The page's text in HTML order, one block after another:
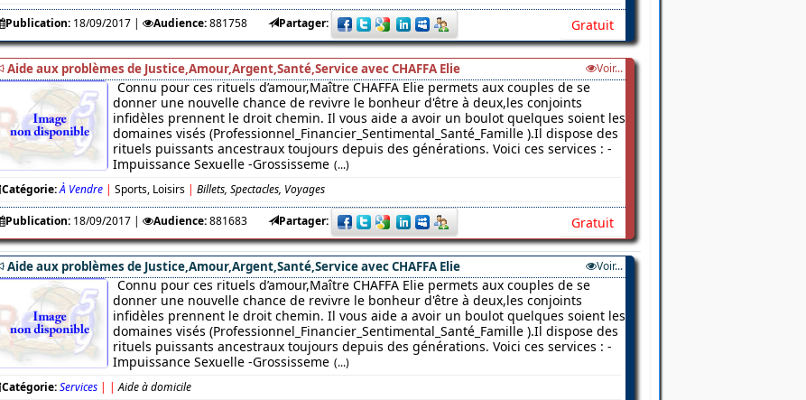
Publication: 18/09/2017| Audience: 881758 Partager: Gratuit
Aide aux problèmes de Justice,Amour,Argent,Santé,Service avec CHAFFA Elie Voir...
Connu pour ces rituels d’amour,Maître CHAFFA Elie permets aux couples de se
donner une nouvelle chance de revivre le bonheur d'être à deux,les conjoints
infidèles prennent le droit chemin. Il vous aide a avoir un boulot quelques soient les
domaines visés (Professionnel_Financier_Sentimental_Santé_Famille ).Il dispose des
rituels puissants ancestraux toujours depuis des générations. Voici ces services : -
Impuissance Sexuelle -Grossisseme (...)
Catégorie:À Vendre | Sports, Loisirs | Billets, Spectacles, Voyages
Publication: 18/09/2017| Audience: 881683 Partager: Gratuit
Aide aux problèmes de Justice,Amour,Argent,Santé,Service avec CHAFFA Elie Voir...
Connu pour ces rituels d’amour,Maître CHAFFA Elie permets aux couples de se
donner une nouvelle chance de revivre le bonheur d'être à deux,les conjoints
infidèles prennent le droit chemin. Il vous aide a avoir un boulot quelques soient les
domaines visés (Professionnel_Financier_Sentimental_Santé_Famille ).Il dispose des
rituels puissants ancestraux toujours depuis des générations. Voici ces services : -
Impuissance Sexuelle -Grossisseme (...)
Catégorie: Services | | Aide à domicile